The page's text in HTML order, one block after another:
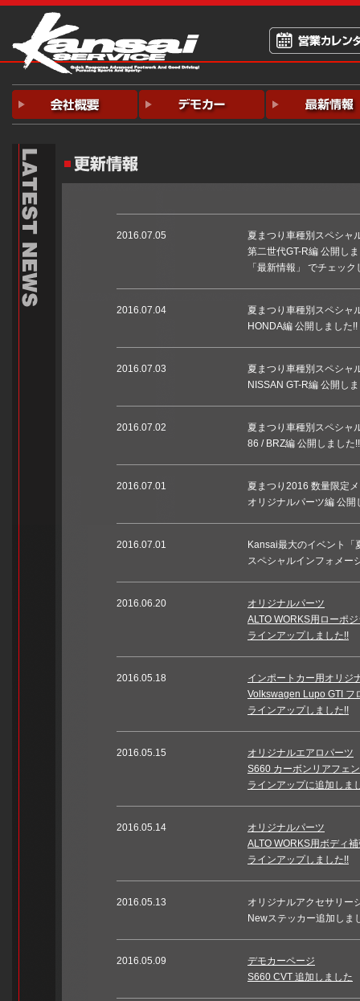
2016.07.05
夏まつり車種別スペシャ
第二世代GT-R編 公開し
「最新情報」 でチェッ
2016.07.04
夏まつり車種別スペシャ
HONDA編 公開しました!!
2016.07.03
夏まつり車種別スペシャ
NISSAN GT-R編 公開し
2016.07.02
夏まつり車種別スペシャ
86 / BRZ編 公開しました!!
2016.07.01
夏まつり2016 数量限定
オリジナルパーツ編 公開
2016.07.01
Kansai最大のイベント「
スペシャルインフォメー
2016.06.20
オリジナルパーツ
ALTO WORKS用ローポ
ラインアップしました!!
2016.05.18
インポートカー用オリジ
Volkswagen Lupo GTI フ
ラインアップしました!!
2016.05.15
オリジナルエアロパーツ
S660 カーボンリアフェ
ラインアップに追加しま
2016.05.14
オリジナルパーツ
ALTO WORKS用ボディ
ラインアップしました!!
2016.05.13
オリジナルアクセサリー
Newステッカー追加しま
2016.05.09
デモカーページ
S660 CVT 追加しました